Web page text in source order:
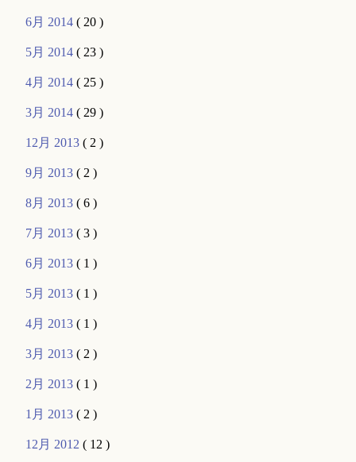
6月 2014( 20 )
5月 2014( 23 )
4月 2014( 25 )
3月 2014( 29 )
12月 2013( 2 )
9月 2013( 2 )
8月 2013( 6 )
7月 2013( 3 )
6月 2013( 1 )
5月 2013( 1 )
4月 2013( 1 )
3月 2013( 2 )
2月 2013( 1 )
1月 2013( 2 )
12月 2012( 12 )